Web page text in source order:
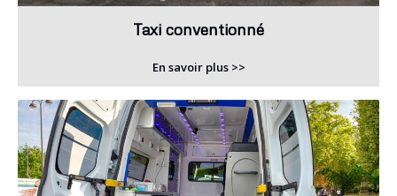
Taxi conventionné
En savoir plus >>